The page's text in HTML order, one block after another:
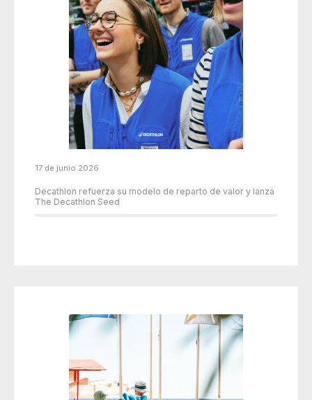
17 de junio 2026
Decathlon refuerza su modelo de reparto de valor y lanza
The Decathlon Seed